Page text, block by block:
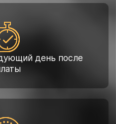
день после